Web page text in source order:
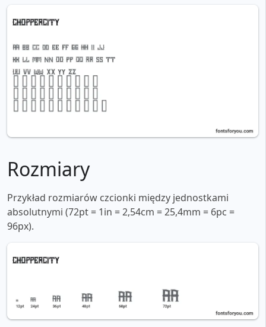
Rozmiary
Przykład rozmiarów czcionki między jednostkami
absolutnymi (72pt = 1in = 2,54cm = 25,4mm = 6pc =
96px).